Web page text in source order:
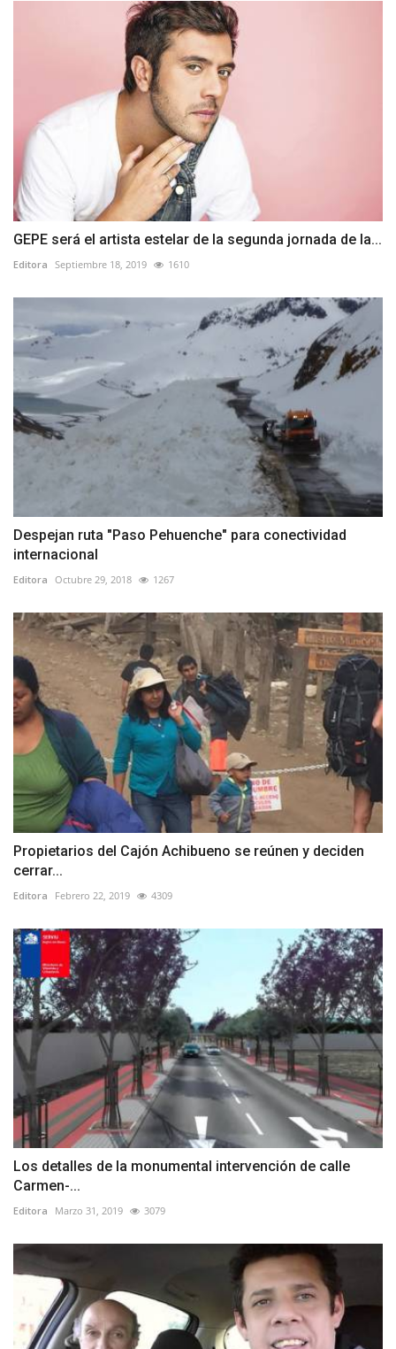
GEPE será el artista estelar de la segunda jornada de la...
Editora Septiembre 18, 2019 1610
Despejan ruta "Paso Pehuenche" para conectividad
internacional
Editora Octubre 29, 2018 1267
Propietarios del Cajón Achibueno se reúnen y deciden
cerrar...
Editora Febrero 22, 2019 4309
Los detalles de la monumental intervención de calle
Carmen-...
Editora Marzo 31, 2019 3079